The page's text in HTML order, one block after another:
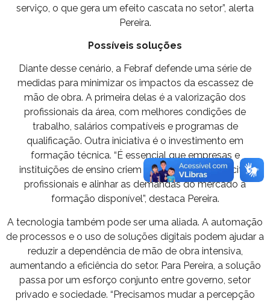
serviço, o que gera um efeito cascata no setor”, alerta
Pereira.
Possíveis soluções
Diante desse cenário, a Febraf defende uma série de
medidas para minimizar os impactos da escassez de
mão de obra. A primeira delas é a valorização dos
profissionais da área, com melhores condições de
trabalho, salários compatíveis e programas de
qualificação. Outra iniciativa é o investimento em
formação técnica. “É essencial que empresas e
instituições de ensino criem parcerias para capacitar
profissionais e alinhar as demandas do mercado à
formação disponível”, destaca Pereira.
A tecnologia também pode ser uma aliada. A automação
de processos e o uso de soluções digitais podem ajudar a
reduzir a dependência de mão de obra intensiva,
aumentando a eficiência do setor. Para Pereira, a solução
passa por um esforço conjunto entre governo, setor
privado e sociedade. “Precisamos mudar a percepção